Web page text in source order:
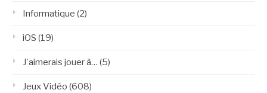
Informatique (2)
iOS (19)
J'aimerais jouer à… (5)
Jeux Vidéo (608)